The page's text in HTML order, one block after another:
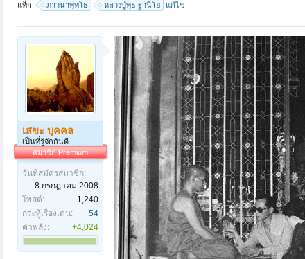
แท็ก: ภาวนาพุทโธ หลวงปู่พุธ ฐานิโย แก้ไข
เสขะ บุคคล
เป็นที่รู้จักกันดี
สมาชิก Premium
วันที่สมัครสมาชิก:
8 กรกฎาคม 2008
โพสต์:
1,240
กระทู้เรื่องเด่น:
54
ค่าพลัง:
+4,024